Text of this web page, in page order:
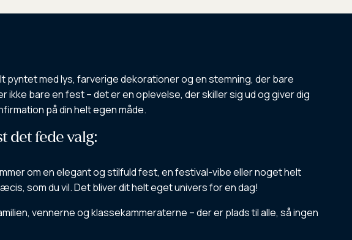
pyntet med lys, farverige dekorationer og en stemning, der bare
ikke bare en fest – det er en oplevelse, der skiller sig ud og giver dig
på din helt egen måde.
det fede valg:
om en elegant og stilfuld fest, en festival-vibe eller noget helt
som du vil. Det bliver dit helt eget univers for en dag!
vennerne og klassekammeraterne – der er plads til alle, så ingen